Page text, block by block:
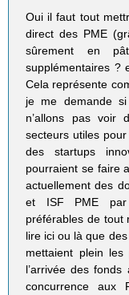
Oui il faut tout
direct des PME
sûrement en
supplémentaires ?
Cela représente
je me demande
n’allons pas voir
secteurs utiles
des startups
pourraient se faire
actuellement des
et ISF PME par
préférables de tout
lire ici ou là que
mettaient plein les
l’arrivée des
concurrence aux